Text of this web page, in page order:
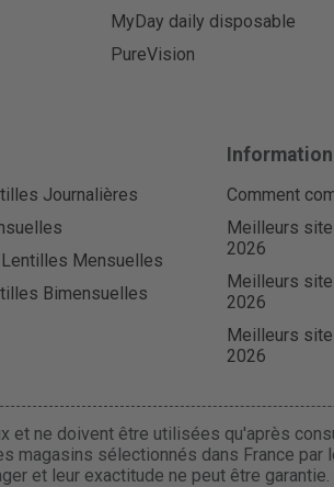
MyDay daily disposable
PureVision
Journalières
Mensuelles
Bimensuelles
Information
Comment
Meilleurs
2026
Meilleurs
2026
Meilleurs
2026
ne doivent être utilisées qu'après
magasins sélectionnés dans France par
et leur exactitude ne peut être